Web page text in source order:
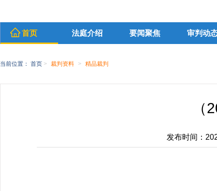
首页 法庭介绍 要闻聚焦 审判动
当前位置： 首页 > 裁判资料 > 精品裁判
发布时间：